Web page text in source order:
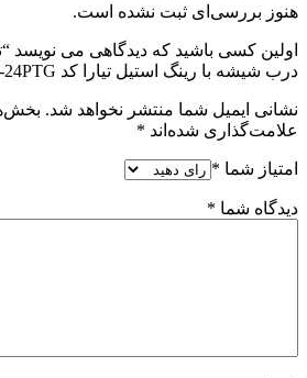
هنوز بررسی‌ای ثبت نشده است.
درب شیشه با رینگ استیل تیارا کد TR-24PTG”
نشانی ایمیل شما منتشر نخواهد شد.
علامت‌گذاری شده‌اند *
امتیاز شما *
دیدگاه شما *